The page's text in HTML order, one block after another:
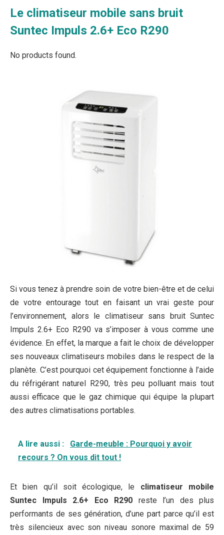
Le climatiseur mobile sans bruit
Suntec Impuls 2.6+ Eco R290
No products found.
Si vous tenez à prendre soin de votre bien-être et de celui
de votre entourage tout en faisant un vrai geste pour
l’environnement, alors le climatiseur sans bruit Suntec
Impuls 2.6+ Eco R290 va s’imposer à vous comme une
évidence. En effet, la marque a fait le choix de développer
ses nouveaux climatiseurs mobiles dans le respect de la
planète. C’est pourquoi cet équipement fonctionne à l’aide
du réfrigérant naturel R290, très peu polluant mais tout
aussi efficace que le gaz chimique qui équipe la plupart
des autres climatisations portables.
A lire aussi :
Garde-meuble : Pourquoi y avoir
recours ? On vous dit tout !
Et bien qu’il soit écologique, le climatiseur mobile
Suntec Impuls 2.6+ Eco R290 reste l’un des plus
performants de ses génération, d’une part parce qu’il est
très silencieux avec son niveau sonore maximal de 59